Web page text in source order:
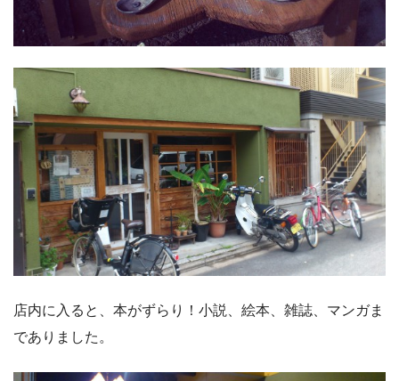
店内に入ると、本がずらり！小説、絵本、雑誌、マンガま
でありました。